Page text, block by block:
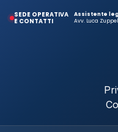
SEDE OPERATIVA
E CONTATTI
Assistente
Avv. Luca